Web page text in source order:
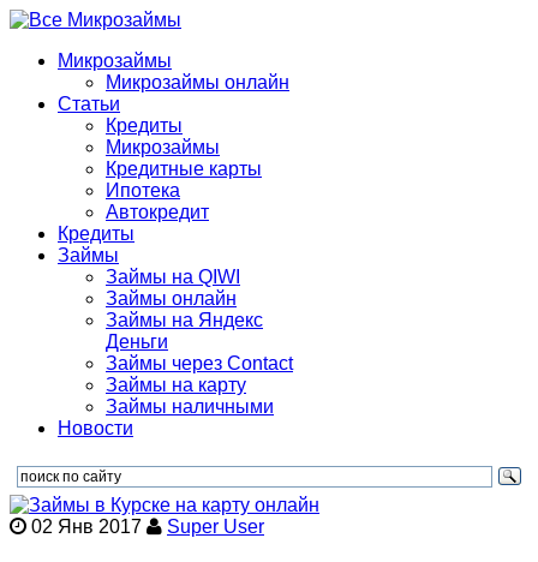
Микрозаймы
Микрозаймы онлайн
Статьи
Кредиты
Микрозаймы
Кредитные карты
Ипотека
Автокредит
Кредиты
Займы
Займы на QIWI
Займы онлайн
Займы на Яндекс
Деньги
Займы через Contact
Займы на карту
Займы наличными
Новости
02 Янв 2017 Super User